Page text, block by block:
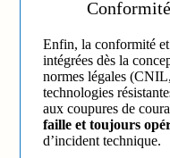
Enfin, la conformité
intégrées dès la
normes légales
technologies
aux coupures de
faille et toujours
d’incident technique.